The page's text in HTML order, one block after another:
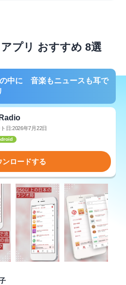
プリ おすすめ 8選
中に 音楽もニュースも耳で
日:2026年7月22日
ンロードする